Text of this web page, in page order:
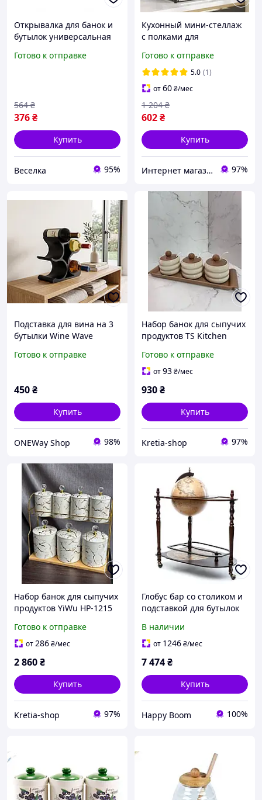
Открывалка для банок и
бутылок универсальная
открытия крышек на
Готово к отправке
376₴
564 ₴
Купить
Веселка 95%
Кухонный мини-стеллаж
с полками для
Напольная полка под
банки на кухню на 2
секции
Готово к отправке
5.0 (1)
от60₴/мес
602₴
1 204 ₴
Купить
Интернет магазин "Select Store" 🛒 Только качественные товары по лучшим ценам ✅ 97%
Подставка для вина на 3
бутылки Wine Wave
держатель из пластика,
Готово к отправке
450₴
Купить
ONEWay Shop 98%
Набор банок для сыпучих
продуктов TS Kitchen
ложками на подставке
350 мл 4 предмета
Готово к отправке
от93₴/мес
930₴
Купить
Kretia-shop 97%
Набор банок для сыпучих
продуктов YiWu HP-1215
подставке 300 мл и 700
мл 8 предметов Белый
Готово к отправке
от286₴/мес
2 860₴
Купить
Kretia-shop 97%
Глобус бар со столиком и
подставкой для бутылок
мм.
В наличии
от 1246₴/мес
7 474₴
Купить
Happy Boom 100%